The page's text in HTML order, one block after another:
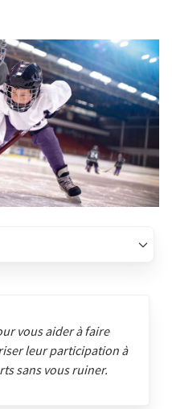
vous aider à faire
leur participation à
sans vous ruiner.